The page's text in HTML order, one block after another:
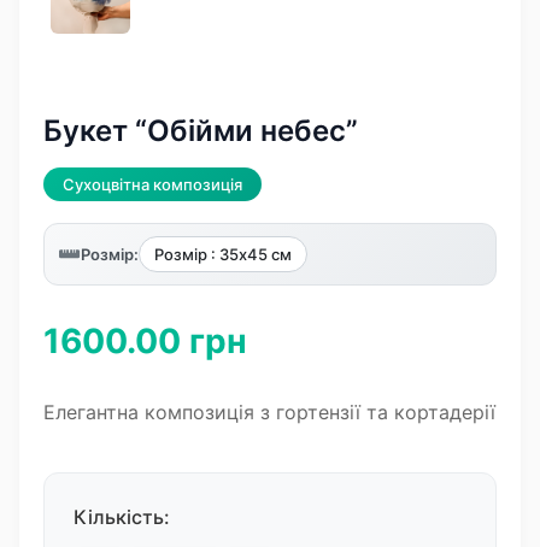
Букет “Обійми небес”
Cухоцвітна композиція
Розмір: Розмір : 35х45 см
1600.00 грн
Елегантна композиція з гортензії та кортадерії
Кількість: